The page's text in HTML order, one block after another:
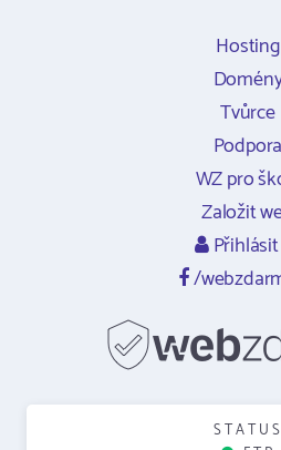
Hosting
Tvůrce
Podpora
WZ pro
Založit
/
STATUS